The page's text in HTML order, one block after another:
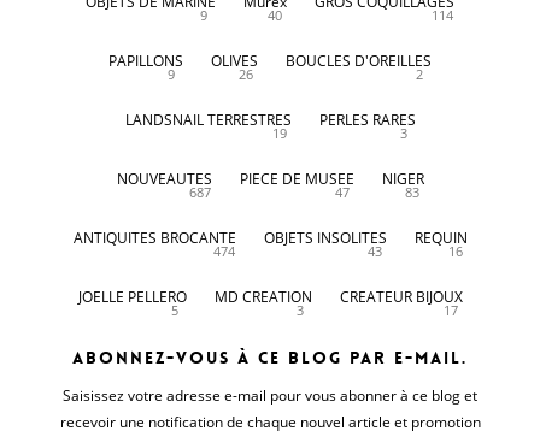
9 40 114
PAPILLONS
9
OLIVES
26
BOUCLES D'OREILLES
2
LANDSNAIL TERRESTRES
19
PERLES RARES
3
NOUVEAUTES
687
PIECE DE MUSEE
47
NIGER
83
ANTIQUITES BROCANTE
474
OBJETS INSOLITES
43
REQUIN
16
JOELLE PELLERO
5
MD CREATION
3
CREATEUR BIJOUX
17
Abonnez-vous à ce blog par e-mail.
Saisissez votre adresse e-mail pour vous abonner à ce blog et
recevoir une notification de chaque nouvel article et promotion